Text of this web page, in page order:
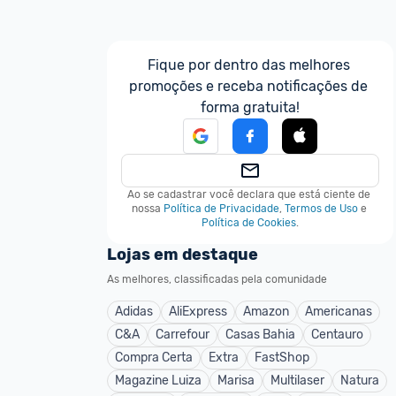
Fique por dentro das melhores
promoções e receba notificações de
forma gratuita!
Ao se cadastrar você declara que está ciente de
nossa Política de Privacidade, Termos de Uso e
Política de Cookies.
Lojas em destaque
As melhores, classificadas pela comunidade
Adidas AliExpress Amazon
Americanas
C&A
Carrefour Casas Bahia
Centauro
Compra Certa
Extra
FastShop
Magazine Luiza
Marisa Multilaser
Natura